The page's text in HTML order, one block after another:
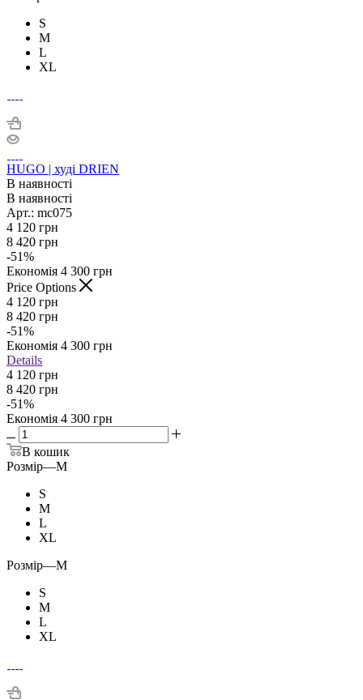
S
M
L
XL
HUGO | худі DRIEN
В наявності
В наявності
Арт.: mc075
4 120 грн
8 420 грн
-51%
Економія 4 300 грн
Price Options
4 120 грн
8 420 грн
-51%
Економія 4 300 грн
Details
4 120 грн
8 420 грн
-51%
Економія 4 300 грн
В кошик
Розмір—M
S
M
L
XL
Розмір—M
S
M
L
XL